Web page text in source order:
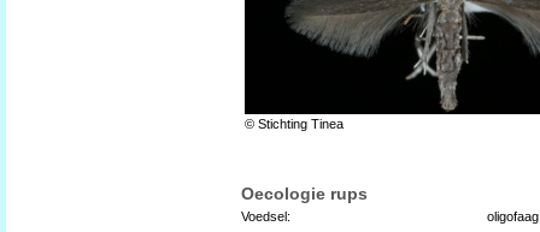
© Stichting Tinea
Oecologie rups
Voedsel:
oligofaag